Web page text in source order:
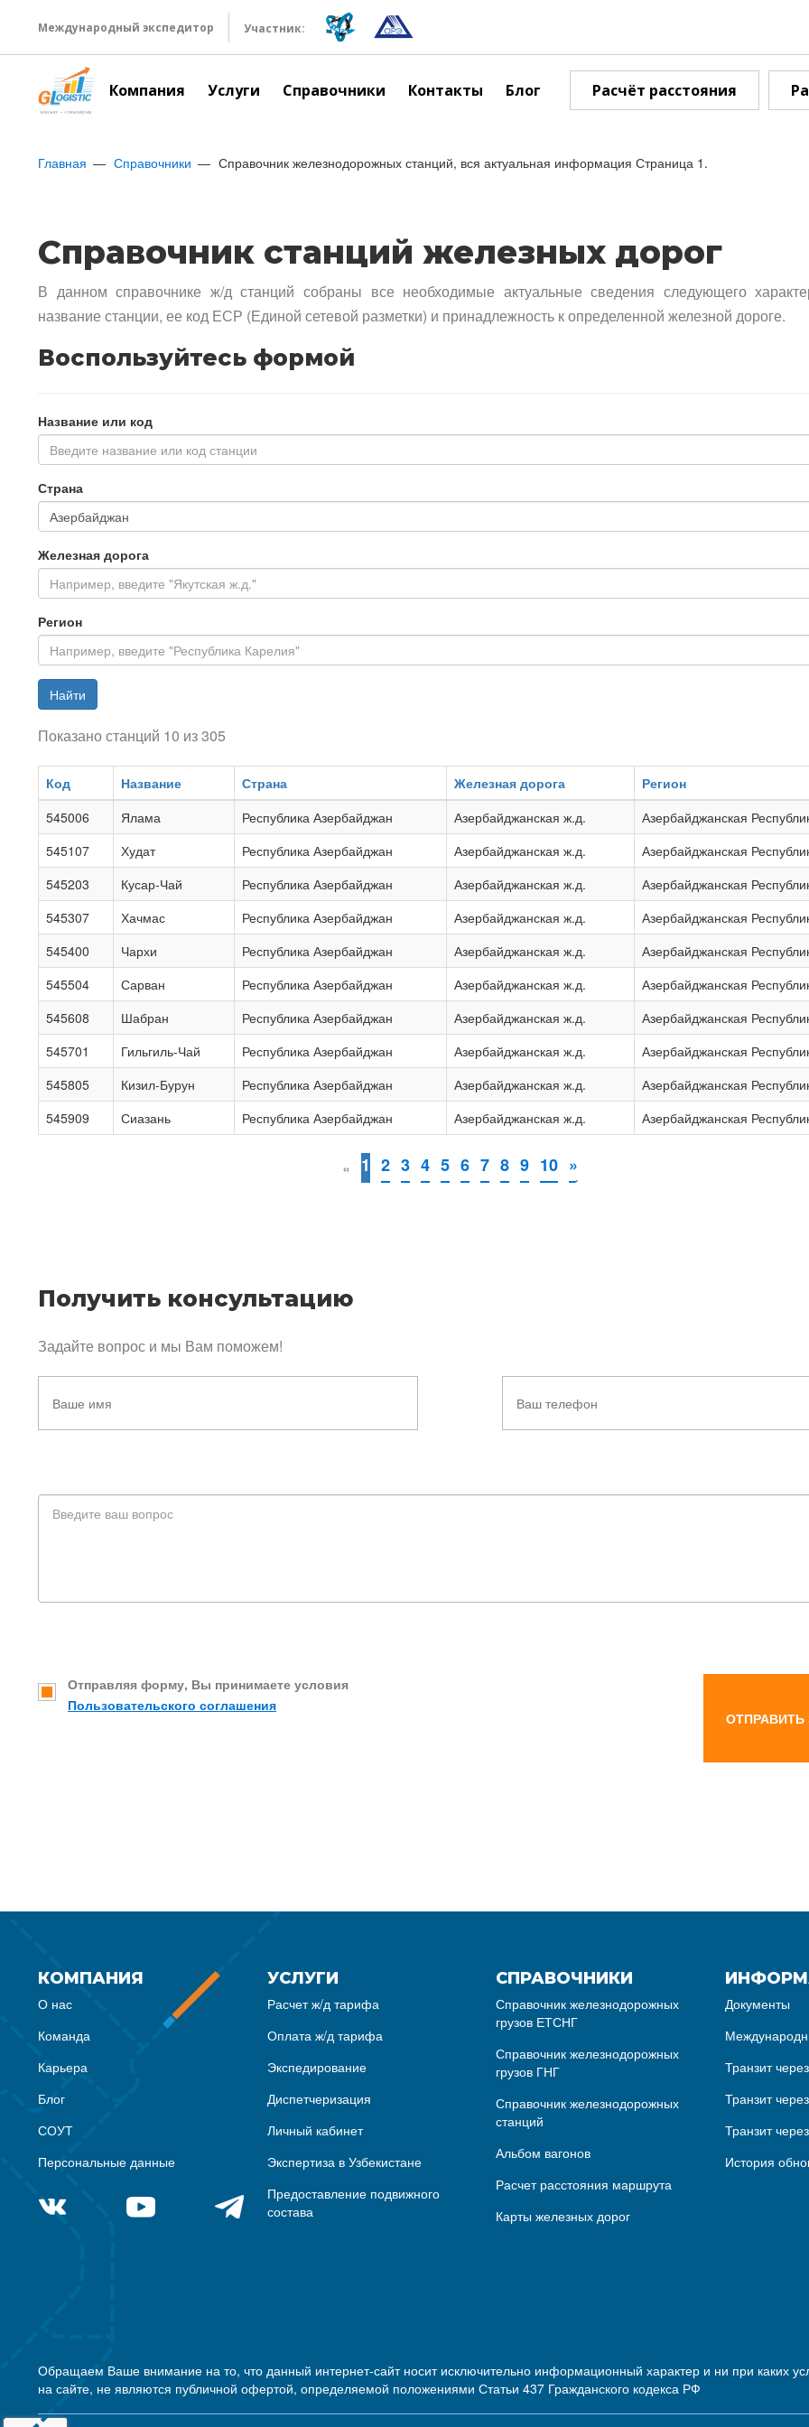
Международный экспедитор Участник:
Компания Услуги Справочники Контакты Блог Расчёт расстояния
Главная Справочники Справочник железнодорожных станций, вся актуальная информация Страница 1.
Справочник станций железных дорог
В данном справочнике ж/д станций собраны все необходимые актуальные сведения следующего
название станции, ее код ЕСР (Единой сетевой разметки) и принадлежность к определенной железной дороге.
Воспользуйтесь формой
Название или код
Введите название или код станции
Страна
Железная дорога
Регион
Найти
Показано станций 10 из 305
Код Название Страна Железная дорога
Регион
545006
Ялама Республика Азербайджан Азербайджанская ж.д.
Азербайджанская
545107
Худат Республика Азербайджан Азербайджанская ж.д.
Азербайджанская
545203
Кусар-Чай Республика Азербайджан Азербайджанская ж.д.
Азербайджанская
545307
Хачмас Республика Азербайджан Азербайджанская ж.д.
Азербайджанская
545400
Чархи Республика Азербайджан Азербайджанская ж.д.
Азербайджанская
545504
Сарван Республика Азербайджан Азербайджанская ж.д.
Азербайджанская
545608
Шабран Республика Азербайджан Азербайджанская ж.д.
Азербайджанская
545701
Гильгиль-Чай Республика Азербайджан Азербайджанская ж.д.
Азербайджанская
545805
Кизил-Бурун Республика Азербайджан Азербайджанская ж.д.
Азербайджанская
545909
Сиазань Республика Азербайджан Азербайджанская ж.д. Азербайджанская
« 1 2 3 4 5 6 7 8 9 10 »
Получить консультацию
Задайте вопрос и мы Вам поможем!
Отправляя форму, Вы принимаете условия
Пользовательского соглашения
ОТПРАВИТЬ
КОМПАНИЯ
О нас
Команда
Карьера
Блог
СОУТ
Персональные данные
УСЛУГИ
Расчет ж/д тарифа
Оплата ж/д тарифа
Экспедирование
Диспетчеризация
Личный кабинет
Экспертиза в Узбекистане
Предоставление подвижного
состава
СПРАВОЧНИКИ
Справочник железнодорожных
грузов ЕТСНГ
Справочник железнодорожных
грузов ГНГ
Справочник железнодорожных
станций
Альбом вагонов
Расчет расстояния маршрута
Карты железных дорог
Документы
Транзит
Транзит
Транзит
История
Обращаем Ваше внимание на то, что данный интернет-сайт носит исключительно информационный характер и ни при
на сайте, не являются публичной офертой, определяемой положениями Статьи 437 Гражданского кодекса РФ